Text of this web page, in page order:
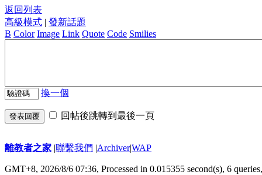
返回列表
高級模式 | 發新話題
B Color Image Link Quote Code Smilies
換一個
發表回覆 回帖後跳轉到最後一頁
離教者之家 |聯繫我們 |Archiver|WAP
GMT+8, 2026/8/6 07:36, Processed in 0.015355 second(s), 6